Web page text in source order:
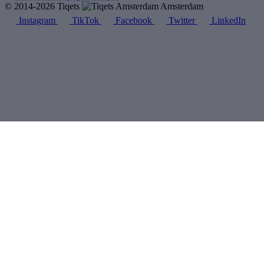
© 2014-2026 Tiqets
Amsterdam
Instagram
TikTok Facebook Twitter LinkedIn